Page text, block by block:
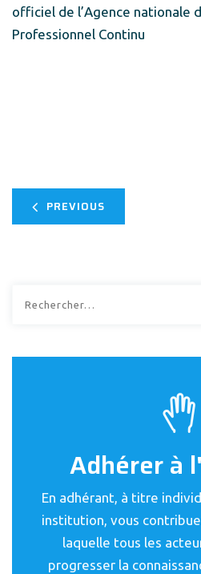
officiel de l’Agence nationale
Professionnel Continu
PREVIOUS
Adhérer à
En adhérant, à titre
institution, vous
laquelle tous les
progresser la